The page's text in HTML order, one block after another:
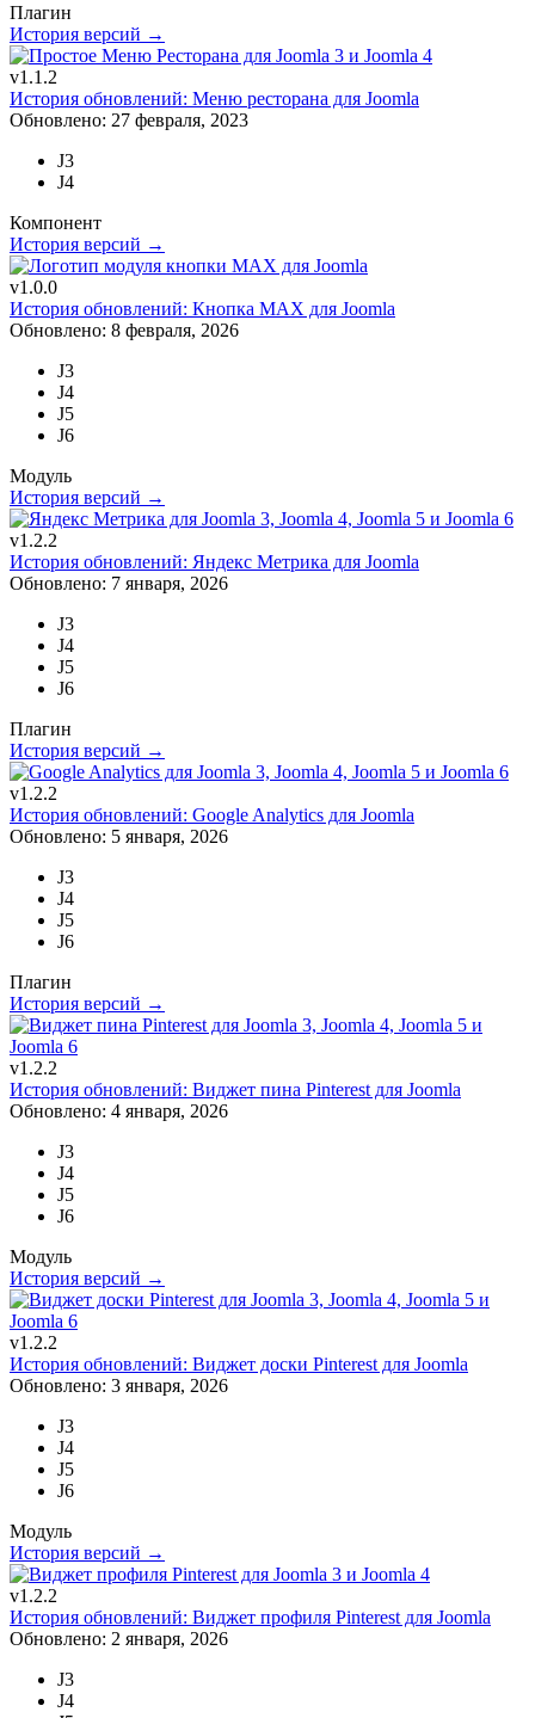
Плагин
История версий →
v1.1.2
История обновлений: Меню ресторана для Joomla
Обновлено: 27 февраля, 2023
J3
J4
Компонент
История версий →
v1.0.0
История обновлений: Кнопка MAX для Joomla
Обновлено: 8 февраля, 2026
J3
J4
J5
J6
Модуль
История версий →
v1.2.2
История обновлений: Яндекс Метрика для Joomla
Обновлено: 7 января, 2026
J3
J4
J5
J6
Плагин
История версий →
v1.2.2
История обновлений: Google Analytics для Joomla
Обновлено: 5 января, 2026
J3
J4
J5
J6
Плагин
История версий →
v1.2.2
История обновлений: Виджет пина Pinterest для Joomla
Обновлено: 4 января, 2026
J3
J4
J5
J6
Модуль
История версий →
v1.2.2
История обновлений: Виджет доски Pinterest для Joomla
Обновлено: 3 января, 2026
J3
J4
J5
J6
Модуль
История версий →
v1.2.2
История обновлений: Виджет профиля Pinterest для Joomla
Обновлено: 2 января, 2026
J3
J4